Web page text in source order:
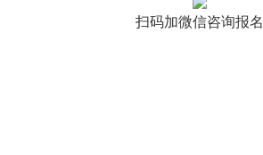
扫码加微信咨询报名